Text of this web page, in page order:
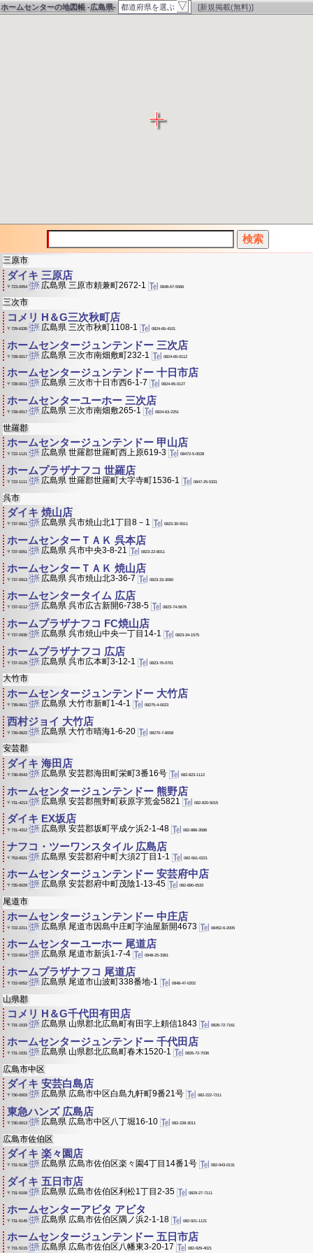
ホームセンターの地図帳-広島県- 都道府県を選ぶ ▽ [新規掲載(無料)]
三原市
ダイキ 三原店
〒723-0054 広島県 三原市頼兼町2672-1 0848-67-5566
三次市
コメリ H＆G三次秋町店
〒729-6335 広島県 三次市秋町1108-1 0824-65-4101
ホームセンタージュンテンドー 三次店
〒728-0017 広島県 三次市南畑敷町232-1 0824-65-0112
ホームセンタージュンテンドー 十日市店
〒728-0011 広島県 三次市十日市西6-1-7 0824-65-0127
ホームセンターユーホー 三次店
〒728-0017 広島県 三次市南畑敷265-1 0824-63-2251
世羅郡
ホームセンタージュンテンドー 甲山店
〒722-1121 広島県 世羅郡世羅町西上原619-3 08472-5-0028
ホームプラザナフコ 世羅店
〒722-1111 広島県 世羅郡世羅町大字寺町1536-1 0847-25-5331
呉市
ダイキ 焼山店
〒737-0911 広島県 呉市焼山北1丁目8－1 0823-30-5511
ホームセンターＴＡＫ 呉本店
〒737-0051 広島県 呉市中央3-8-21 0823-22-8011
ホームセンターＴＡＫ 焼山店
〒737-0913 広島県 呉市焼山北3-36-7 0823-33-3060
ホームセンタータイム 広店
〒737-0112 広島県 呉市広古新開6-738-5 0823-74-5676
ホームプラザナフコ FC焼山店
〒737-0935 広島県 呉市焼山中央一丁目14-1 0823-34-1575
ホームプラザナフコ 広店
〒737-0125 広島県 呉市広本町3-12-1 0823-76-0701
大竹市
ホームセンタージュンテンドー 大竹店
〒739-0611 広島県 大竹市新町1-4-1 08275-4-0023
西村ジョイ 大竹店
〒739-0622 広島県 大竹市晴海1-6-20 08275-7-8008
安芸郡
ダイキ 海田店
〒736-0043 広島県 安芸郡海田町栄町3番16号 082-823-1112
ホームセンタージュンテンドー 熊野店
〒731-4213 広島県 安芸郡熊野町萩原字荒金5821 082-820-5015
ダイキ EX坂店
〒731-4312 広島県 安芸郡坂町平成ケ浜2-1-48 082-886-3588
ナフコ・ツーワンスタイル 広島店
〒753-0021 広島県 安芸郡府中町大須2丁目1-1 082-561-0221
ホームセンタージュンテンドー 安芸府中店
〒735-0029 広島県 安芸郡府中町茂陰1-13-45 082-890-0533
尾道市
ホームセンタージュンテンドー 中庄店
〒722-2211 広島県 尾道市因島中庄町字油屋新開4673 08452-6-2005
ホームセンターユーホー 尾道店
〒722-0014 広島県 尾道市新浜1-7-4 0848-25-3361
ホームプラザナフコ 尾道店
〒722-0052 広島県 尾道市山波町338番地-1 0848-47-0202
山県郡
コメリ H＆G千代田有田店
〒731-1533 広島県 山県郡北広島町有田字上頼信1843 0826-72-7161
ホームセンタージュンテンドー 千代田店
〒731-1531 広島県 山県郡北広島町春木1520-1 0826-72-7036
広島市中区
ダイキ 安芸白島店
〒730-0003 広島県 広島市中区白島九軒町9番21号 082-222-7211
東急ハンズ 広島店
〒730-0013 広島県 広島市中区八丁堀16-10 082-228-3011
広島市佐伯区
ダイキ 楽々園店
〒731-5136 広島県 広島市佐伯区楽々園4丁目14番1号 082-943-0131
ダイキ 五日市店
〒731-5106 広島県 広島市佐伯区利松1丁目2-35 0829-27-7111
ホームセンターアビタ アビタ
〒731-5145 広島県 広島市佐伯区隅ノ浜2-1-18 082-921-1121
ホームセンタージュンテンドー 五日市店
〒731-5115 広島県 広島市佐伯区八幡東3-20-17 082-929-4021